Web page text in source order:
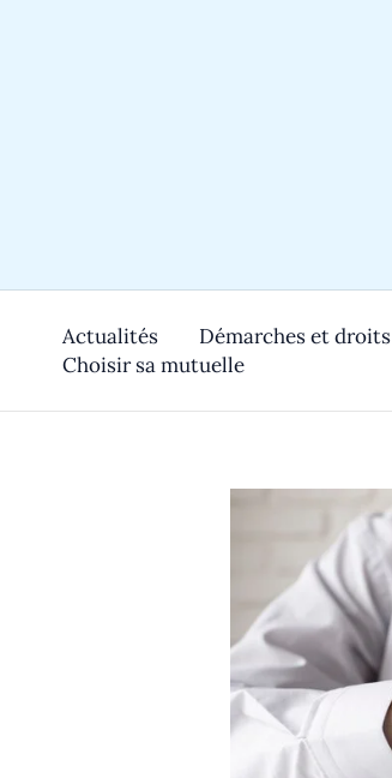
Actualités Démarches et droits
Choisir sa mutuelle